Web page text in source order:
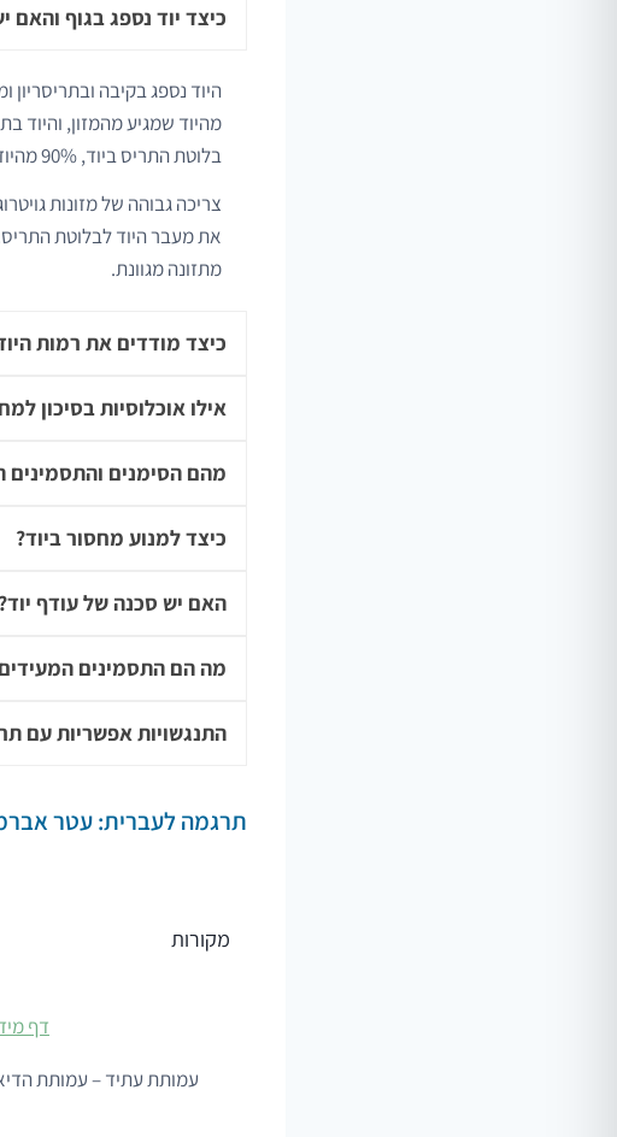
כיצד יוד נספג בגוף
מהיוד שמגיע מהמזון, והיוד
בלוטת התריס ביוד, 90% מהיוד במחזור הדם מופרש בשתן בסופו של דבר.
צריכה גבוהה של מזונות
את מעבר היוד לבלוטת
מתזונה מגוונת.
כיצד מודדים את רמות
אילו אוכלוסיות בסיכון
מהם הסימנים והתסמינים
כיצד למנוע מחסור ביוד?
האם יש סכנה של עודף יוד?
מה הם התסמינים
התנגשויות אפשריות עם
תרגמה לעברית: עטר
מקורות
דף
עמותת עתיד – עמותת